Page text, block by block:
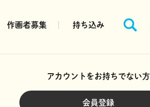
作画者募集 持ち込み
アカウントをお持ちでない方
会員登録